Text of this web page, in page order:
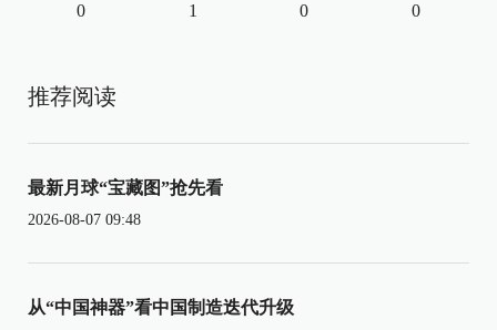
0 1 0 0
推荐阅读
最新月球“宝藏图”抢先看
2026-08-07 09:48
从“中国神器”看中国制造迭代升级